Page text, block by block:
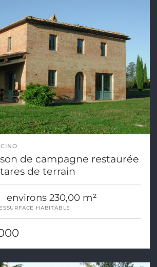
de campagne restaurée
de terrain
environs 230,00 m²
SURFACE HABITABLE